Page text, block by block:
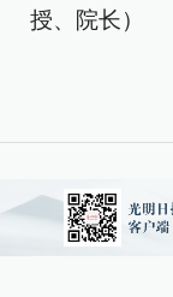
授、院长）